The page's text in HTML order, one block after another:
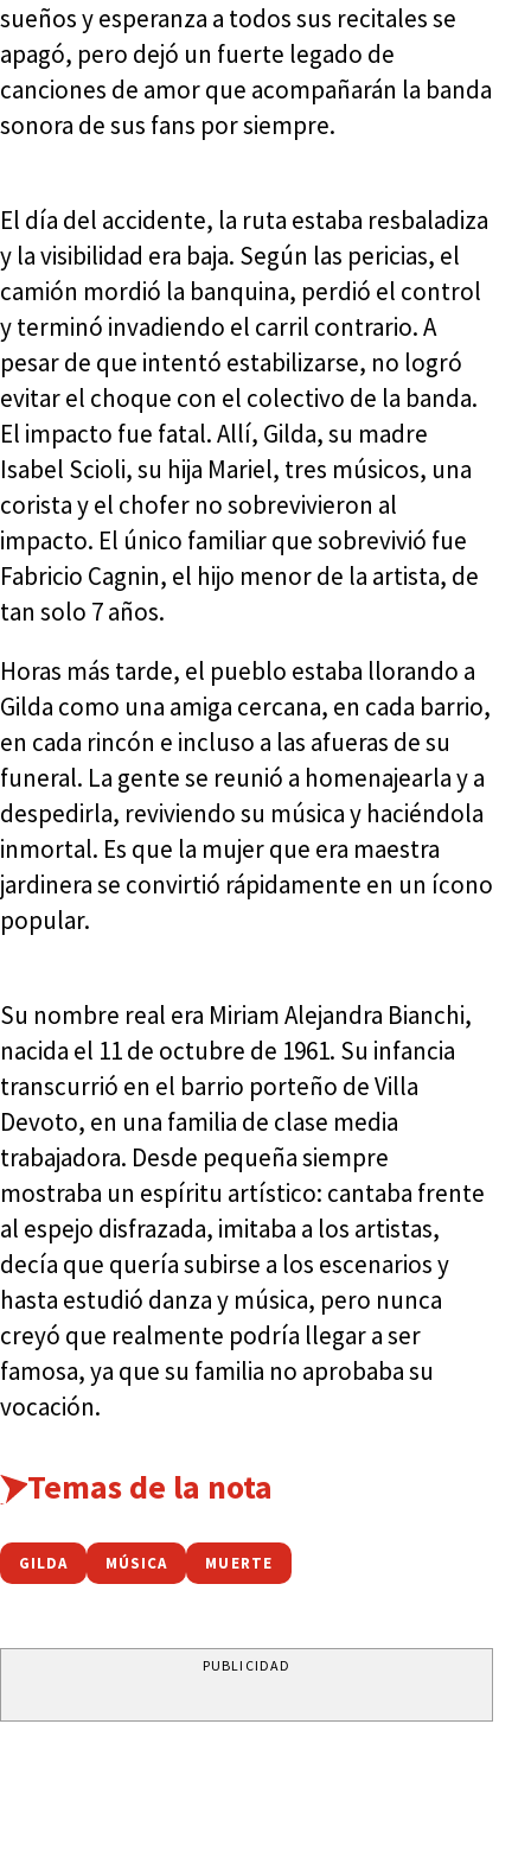
sueños y esperanza a todos sus recitales se
apagó, pero dejó un fuerte legado de
canciones de amor que acompañarán la banda
sonora de sus fans por siempre.
El día del accidente, la ruta estaba resbaladiza
y la visibilidad era baja. Según las pericias, el
camión mordió la banquina, perdió el control
y terminó invadiendo el carril contrario. A
pesar de que intentó estabilizarse, no logró
evitar el choque con el colectivo de la banda.
El impacto fue fatal. Allí, Gilda, su madre
Isabel Scioli, su hija Mariel, tres músicos, una
corista y el chofer no sobrevivieron al
impacto. El único familiar que sobrevivió fue
Fabricio Cagnin, el hijo menor de la artista, de
tan solo 7 años.
Horas más tarde, el pueblo estaba llorando a
Gilda como una amiga cercana, en cada barrio,
en cada rincón e incluso a las afueras de su
funeral. La gente se reunió a homenajearla y a
despedirla, reviviendo su música y haciéndola
inmortal. Es que la mujer que era maestra
jardinera se convirtió rápidamente en un ícono
popular.
Su nombre real era Miriam Alejandra Bianchi,
nacida el 11 de octubre de 1961. Su infancia
transcurrió en el barrio porteño de Villa
Devoto, en una familia de clase media
trabajadora. Desde pequeña siempre
mostraba un espíritu artístico: cantaba frente
al espejo disfrazada, imitaba a los artistas,
decía que quería subirse a los escenarios y
hasta estudió danza y música, pero nunca
creyó que realmente podría llegar a ser
famosa, ya que su familia no aprobaba su
vocación.
Temas de la nota
GILDA MÚSICA MUERTE
PUBLICIDAD